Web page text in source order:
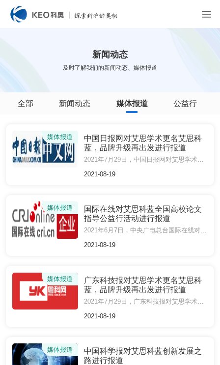
新闻动态
及时了解我们的新闻动态、媒体报道
全部 新闻动态 媒体报道 公益行
媒体报道
中国日报网对艾思学术更名艾思科
蓝，品牌升级再出发进行报道
2021年7月29日，中国日报网对艾思学术平台正式更名为“艾思科蓝”，并举行品牌升级启动仪式进行报道。
2021-08-19
媒体报道
国际在线对艾思科蓝全国高校论文
指导公益行活动进行报道
2021年6月7日，中央广电总台国际在线对艾思科蓝5月全国高校论文指导公益行活动进行报道。
2021-08-19
媒体报道
广东科技报对艾思学术更名艾思科
蓝，品牌升级再出发进行报道
2021-08-19
媒体报道
中国科学报对艾思科蓝创新发展之
路进行报道